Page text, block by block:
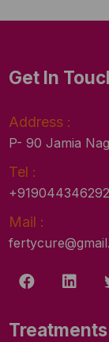
Get In
Address :
P- 90 Jamia
Tel :
+919044346292
Mail :
Treatments